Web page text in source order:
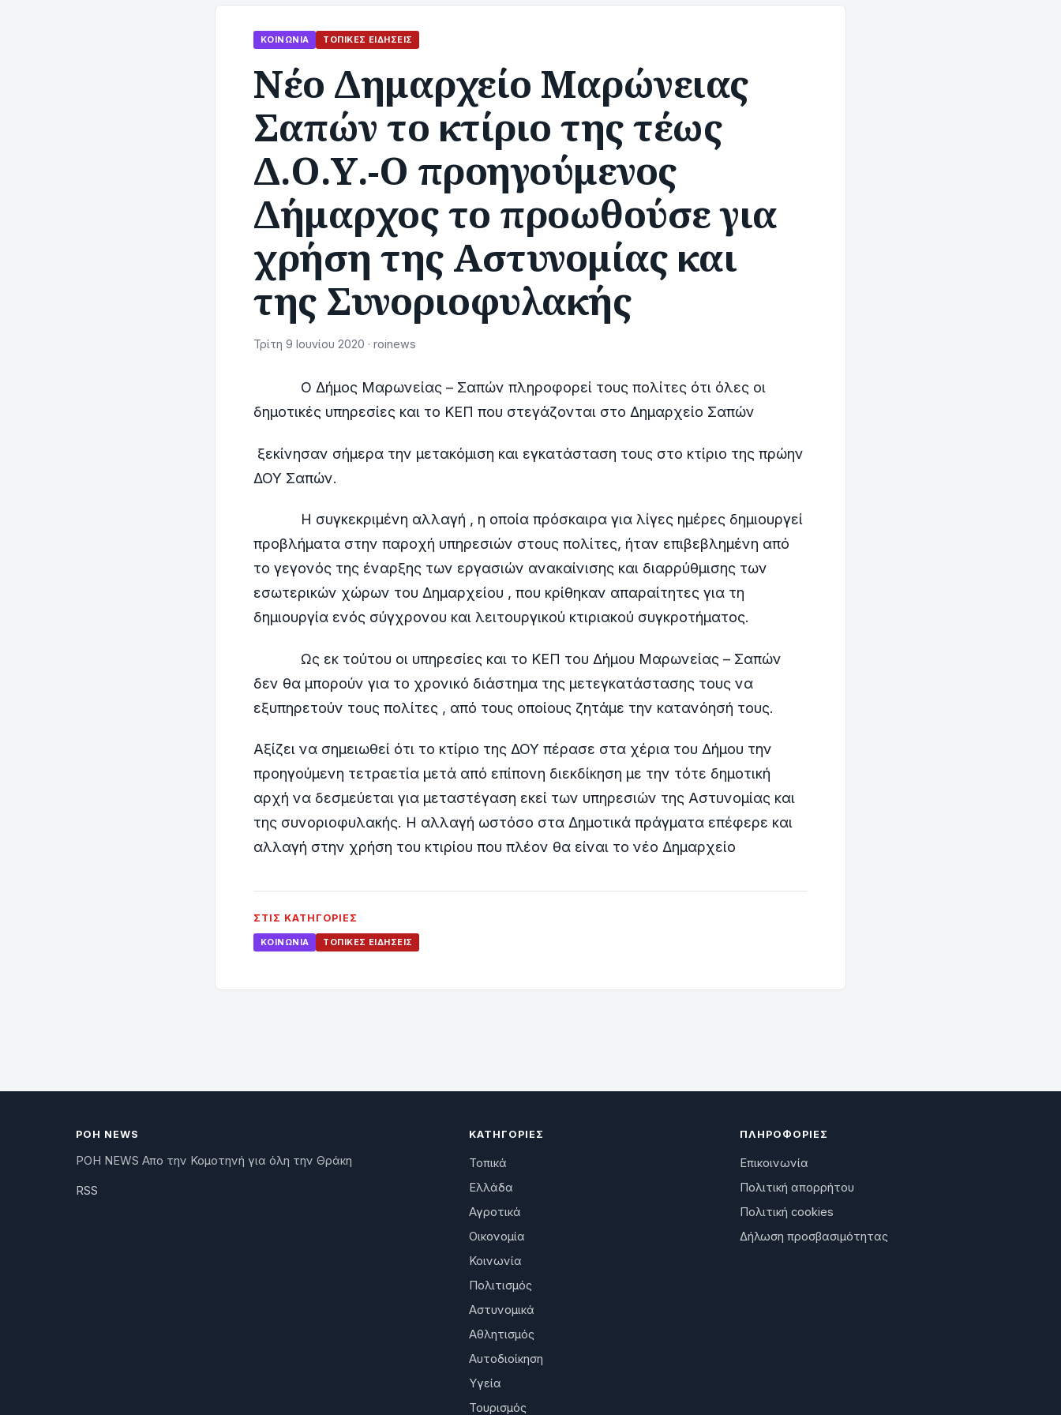
ΚΟΙΝΩΝΊΑ ΤΟΠΙΚΈΣ ΕΙΔΉΣΕΙΣ
Νέο Δημαρχείο Μαρώνειας
Σαπών το κτίριο της τέως
Δ.Ο.Υ.-Ο προηγούμενος
Δήμαρχος το προωθούσε για
χρήση της Αστυνομίας και
της Συνοριοφυλακής
Τρίτη 9 Ιουνίου 2020 · roinews
Ο Δήμος Μαρωνείας – Σαπών πληροφορεί τους πολίτες ότι όλες οι
δημοτικές υπηρεσίες και το ΚΕΠ που στεγάζονται στο Δημαρχείο Σαπών
ξεκίνησαν σήμερα την μετακόμιση και εγκατάσταση τους στο κτίριο της πρώην
ΔΟΥ Σαπών.
Η συγκεκριμένη αλλαγή , η οποία πρόσκαιρα για λίγες ημέρες δημιουργεί
προβλήματα στην παροχή υπηρεσιών στους πολίτες, ήταν επιβεβλημένη από
το γεγονός της έναρξης των εργασιών ανακαίνισης και διαρρύθμισης των
εσωτερικών χώρων του Δημαρχείου , που κρίθηκαν απαραίτητες για τη
δημιουργία ενός σύγχρονου και λειτουργικού κτιριακού συγκροτήματος.
Ως εκ τούτου οι υπηρεσίες και το ΚΕΠ του Δήμου Μαρωνείας – Σαπών
δεν θα μπορούν για το χρονικό διάστημα της μετεγκατάστασης τους να
εξυπηρετούν τους πολίτες , από τους οποίους ζητάμε την κατανόησή τους.
Αξίζει να σημειωθεί ότι το κτίριο της ΔΟΥ πέρασε στα χέρια του Δήμου την
προηγούμενη τετραετία μετά από επίπονη διεκδίκηση με την τότε δημοτική
αρχή να δεσμεύεται για μεταστέγαση εκεί των υπηρεσιών της Αστυνομίας και
της συνοριοφυλακής. Η αλλαγή ωστόσο στα Δημοτικά πράγματα επέφερε και
αλλαγή στην χρήση του κτιρίου που πλέον θα είναι το νέο Δημαρχείο
ΣΤΙΣ ΚΑΤΗΓΟΡΊΕΣ
ΚΟΙΝΩΝΊΑ ΤΟΠΙΚΈΣ ΕΙΔΉΣΕΙΣ
ΡΟΗ NEWS
ΡΟΗ NEWS Απο την Κομοτηνή για όλη την Θράκη
RSS
ΚΑΤΗΓΟΡΊΕΣ
Τοπικά
Ελλάδα
Αγροτικά
Οικονομία
Κοινωνία
Πολιτισμός
Αστυνομικά
Αθλητισμός
Αυτοδιοίκηση
Υγεία
Τουρισμός
ΠΛΗΡΟΦΟΡΊΕΣ
Επικοινωνία
Πολιτική απορρήτου
Πολιτική cookies
Δήλωση προσβασιμότητας